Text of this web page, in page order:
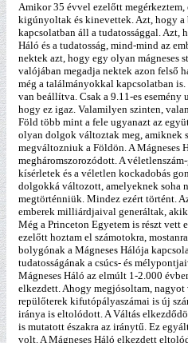
Amikor 35 évvel ezelőtt
kigúnyoltak és kinevettek. Azt, hogy a
kapcsolatban áll a tudatossággal. Azt,
Háló és a tudatosság, mind-mind az
nektek azt, hogy egy olyan mágneses
valójában megadja nektek azon felső
még a találmányokkal kapcsolatban
van beállítva. Csak a 9.11-es
hogy ez igaz. Valamilyen szinten,
Föld több mint a fele ugyanazt az
olyan dolgok változtak meg, amiknek
megváltozniuk a Földön. A Mágneses
megháromszorozódott. A
kísérletek és a véletlen kockadobás
dolgokká változott, amelyeknek soha
megtörténniük. Mindez ezért történt.
emberek milliárdjaival generáltak,
Még a Princeton Egyetem is részt vett
ezelőtt hoztam el számotokra,
bolygónak a Mágneses Hálója
tudatosságának a csúcs- és
Mágneses Háló az elmúlt 1-2.000
elkezdett. Ahogy megjósoltam,
repülőterek kifutópályaszámai is új
iránya is eltolódott. A Váltás
is mutatott északra az iránytű. Ez
volt. A Mágneses Háló elkezdett